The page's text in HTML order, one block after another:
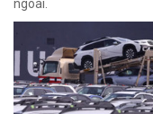
ngoài.